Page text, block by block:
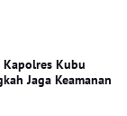
Kapolres Kubu
Jaga Keamanan